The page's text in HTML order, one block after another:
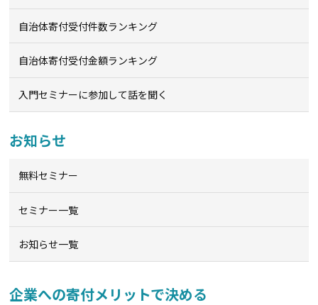
自治体寄付受付件数ランキング
自治体寄付受付金額ランキング
入門セミナーに参加して話を聞く
お知らせ
無料セミナー
セミナー一覧
お知らせ一覧
企業への寄付メリットで決める